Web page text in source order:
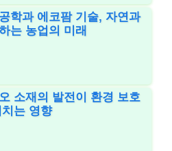
학과 에코팜 기술, 자연과
는 농업의 미래
소재의 발전이 환경 보호
는 영향